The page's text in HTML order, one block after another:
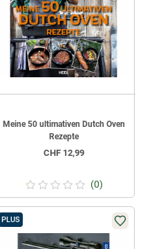
Meine 50 ultimativen Dutch Oven
Rezepte
CHF12,99
(0)
PLUS